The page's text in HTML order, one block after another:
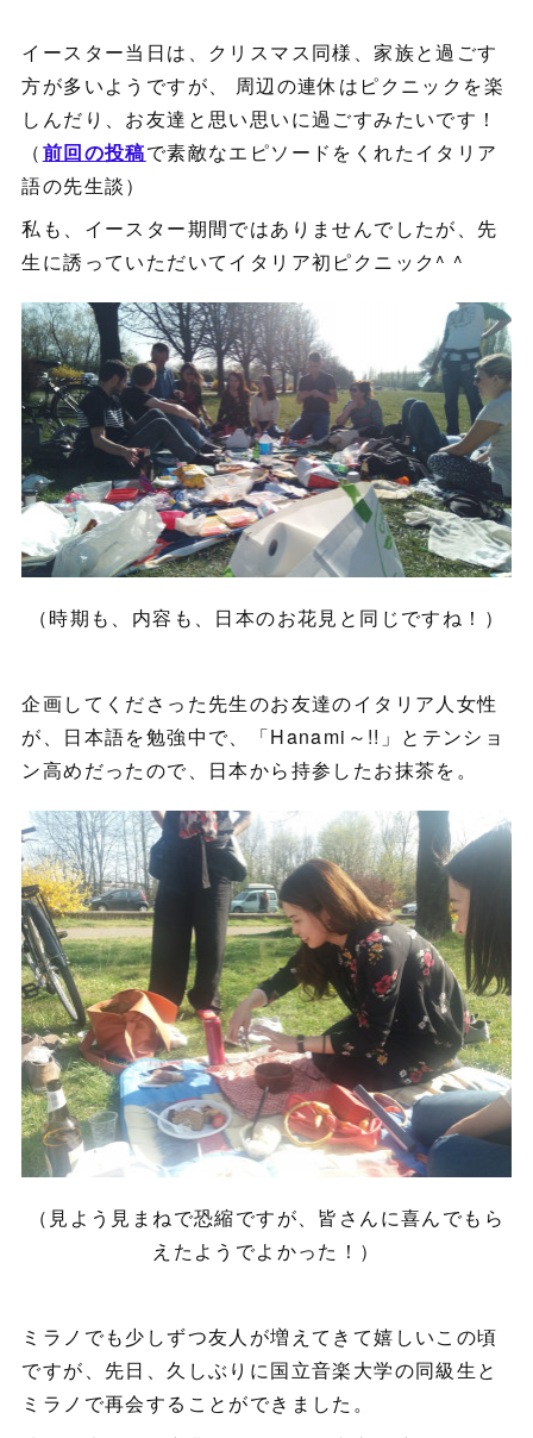
イースター当日は、クリスマス同様、家族と過ごす
方が多いようですが、 周辺の連休はピクニックを楽
しんだり、お友達と思い思いに過ごすみたいです！
（前回の投稿で素敵なエピソードをくれたイタリア
語の先生談）
私も、イースター期間ではありませんでしたが、先
生に誘っていただいてイタリア初ピクニック^ ^
（時期も、内容も、日本のお花見と同じですね！）
企画してくださった先生のお友達のイタリア人女性
が、日本語を勉強中で、「Hanami～!!」とテンショ
ン高めだったので、日本から持参したお抹茶を。
（見よう見まねで恐縮ですが、皆さんに喜んでもら
えたようでよかった！）
ミラノでも少しずつ友人が増えてきて嬉しいこの頃
ですが、先日、久しぶりに国立音楽大学の同級生と
ミラノで再会することができました。